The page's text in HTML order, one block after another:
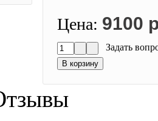
Цена: 9100
Задать